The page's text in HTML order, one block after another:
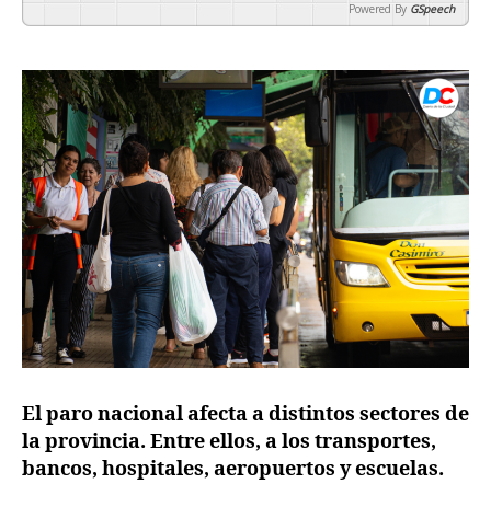
Powered By GSpeech
El paro nacionalafectaa distintos sectores de
la provincia. Entre ellos, a los transportes,
bancos, hospitales, aeropuertos y escuelas.